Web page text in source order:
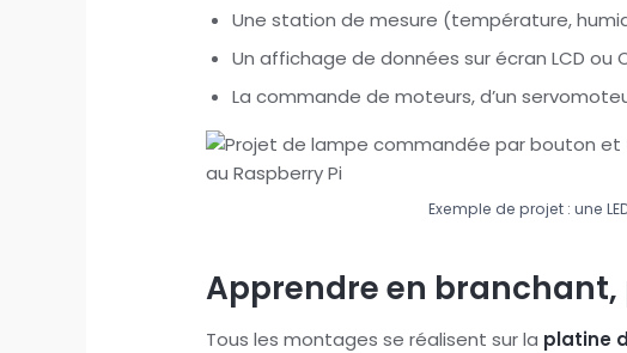
Une station de mesure (température,
Un affichage de données sur écran LCD ou
La commande de moteurs, d’un
Exemple de projet : une
Apprendre en
Tous les montages se réalisent sur la platine